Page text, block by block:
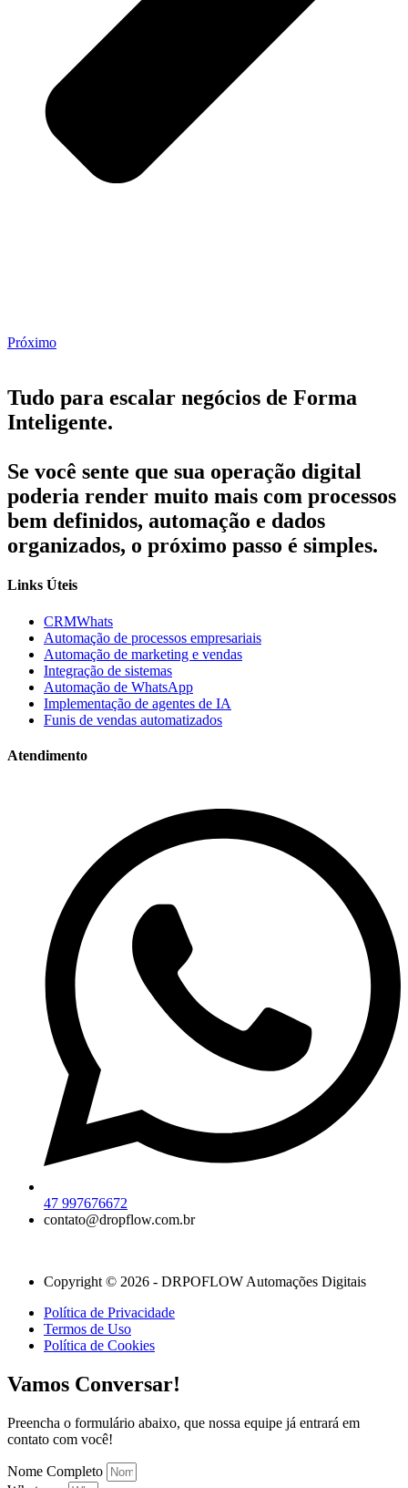
Próximo
Tudo para escalar negócios de Forma
Inteligente.
Se você sente que sua operação digital
poderia render muito mais com processos
bem definidos, automação e dados
organizados, o próximo passo é simples.
Links Úteis
CRMWhats
Automação de processos empresariais
Automação de marketing e vendas
Integração de sistemas
Automação de WhatsApp
Implementação de agentes de IA
Funis de vendas automatizados
Atendimento
47 997676672
contato@dropflow.com.br
Copyright © 2026 - DRPOFLOW Automações Digitais
Política de Privacidade
Termos de Uso
Política de Cookies
Vamos Conversar!
Preencha o formulário abaixo, que nossa equipe já entrará em
contato com você!
Nome Completo